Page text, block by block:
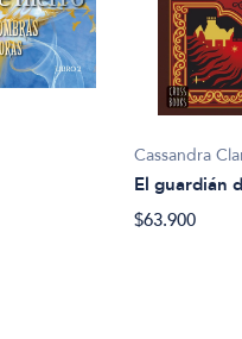
Cassandra
El guardián
$63.900